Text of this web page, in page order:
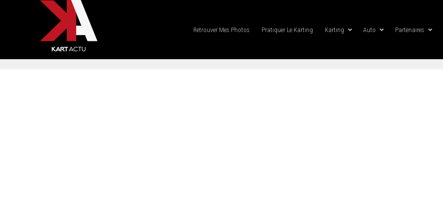
Retrouver Mes Photos Pratiquer Le Karting Karting Auto Partenaires